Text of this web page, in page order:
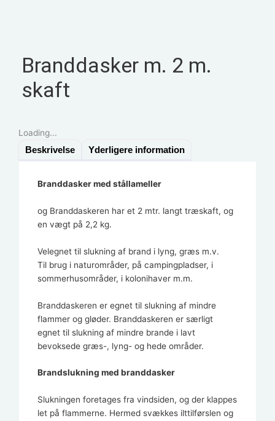
Branddasker m. 2 m.
skaft
Loading...
Beskrivelse Yderligere information
Branddasker med stållameller
og Branddaskeren har et 2 mtr. langt træskaft, og
en vægt på 2,2 kg.
Velegnet til slukning af brand i lyng, græs m.v.
Til brug i naturområder, på campingpladser, i
sommerhusområder, i kolonihaver m.m.
Branddaskeren er egnet til slukning af mindre
flammer og gløder. Branddaskeren er særligt
egnet til slukning af mindre brande i lavt
bevoksede græs-, lyng- og hede områder.
Brandslukning med branddasker
Slukningen foretages fra vindsiden, og der klappes
let på flammerne. Hermed svækkes ilttilførslen og